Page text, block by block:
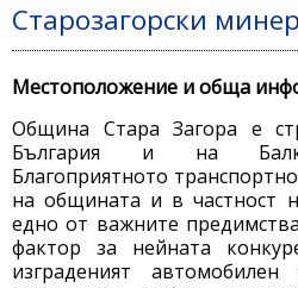
Старозагорски
Местоположение и обща
Община Стара Загора е
България и на
Благоприятното
на общината и в частност
едно от важните
фактор за нейната
изграденият